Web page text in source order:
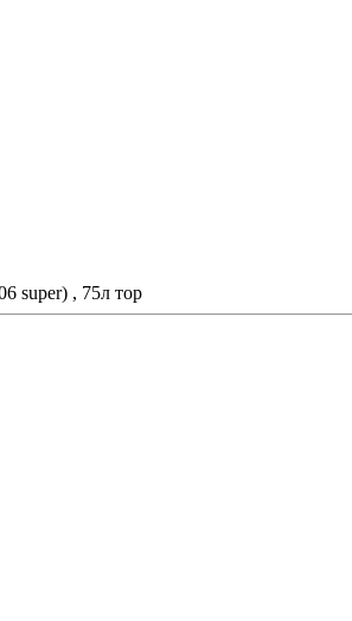
super) , 75л тор